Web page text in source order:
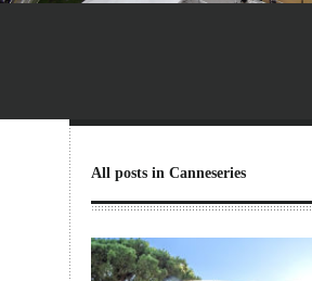
All posts in Canneseries